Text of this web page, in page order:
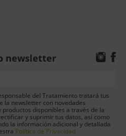
newsletter
del Tratamiento tratará tus
la newsletter con novedades
disponibles a través de la
y suprimir tus datos, así como
la información adicional y detallada
Política de Privacidad